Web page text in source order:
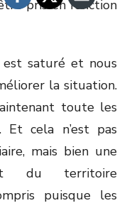
pris en fonction
est saturé et nous
la situation.
toute les
cela n’est pas
mais bien une
du territoire
puisque les